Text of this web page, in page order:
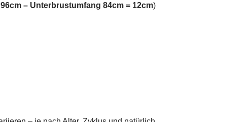
– Unterbrustumfang 84cm = 12cm)